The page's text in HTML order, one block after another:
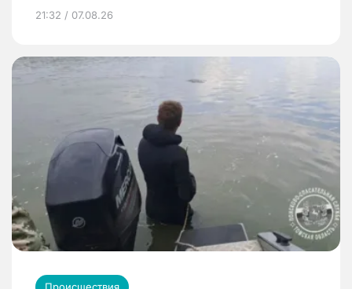
21:32 / 07.08.26
Происшествия